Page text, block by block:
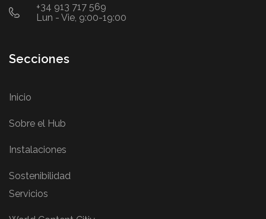
+34 913 717 569
Lun - Vie, 9:00-19:00
Secciones
Inicio
Sobre el Hub
Instalaciones
Sostenibilidad
Servicios